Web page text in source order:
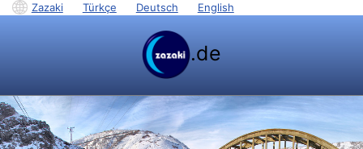
Zazaki Türkçe Deutsch English
.de